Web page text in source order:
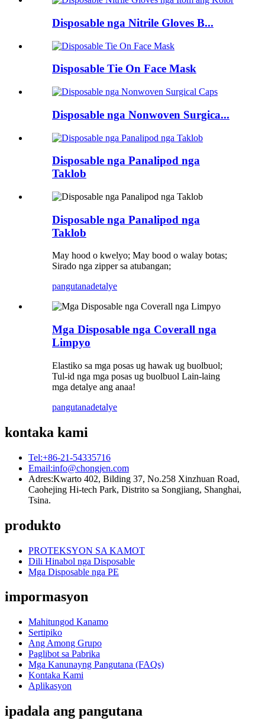
Disposable nga Nitrile Gloves B...
Disposable Tie On Face Mask
Disposable nga Nonwoven Surgica...
Disposable nga Panalipod nga
Taklob
Disposable nga Panalipod nga
Taklob
May hood o kwelyo; May bood o walay botas;
Sirado nga zipper sa atubangan;
pangutanadetalye
Mga Disposable nga Coverall nga
Limpyo
Elastiko sa mga posas ug hawak ug buolbuol;
Tul-id nga mga posas ug buolbuol Lain-laing
mga detalye ang anaa!
pangutanadetalye
kontaka kami
Tel:+86-21-54335716
Email:info@chongjen.com
Adres:Kwarto 402, Bilding 37, No.258 Xinzhuan Road,
Caohejing Hi-tech Park, Distrito sa Songjiang, Shanghai,
Tsina.
produkto
PROTEKSYON SA KAMOT
Dili Hinabol nga Disposable
Mga Disposable nga PE
impormasyon
Mahitungod Kanamo
Sertipiko
Ang Among Grupo
Paglibot sa Pabrika
Mga Kanunayng Pangutana (FAQs)
Kontaka Kami
Aplikasyon
ipadala ang pangutana